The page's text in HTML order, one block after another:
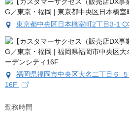
東京都中央区日本橋室町2丁目3-1
福岡県福岡市中央区大名二丁目６‐
16F
勤務時間